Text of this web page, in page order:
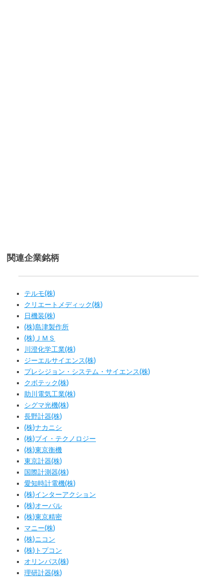
関連企業銘柄
テルモ(株)
クリエートメディック(株)
日機装(株)
(株)島津製作所
(株)ＪＭＳ
川澄化学工業(株)
ジーエルサイエンス(株)
プレシジョン・システム・サイエンス(株)
クボテック(株)
助川電気工業(株)
シグマ光機(株)
長野計器(株)
(株)ナカニシ
(株)ブイ・テクノロジー
(株)東京衡機
東京計器(株)
国際計測器(株)
愛知時計電機(株)
(株)インターアクション
(株)オーバル
(株)東京精密
マニー(株)
(株)ニコン
(株)トプコン
オリンパス(株)
理研計器(株)